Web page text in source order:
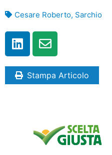
Cesare Roberto, Sarchio
Stampa Articolo